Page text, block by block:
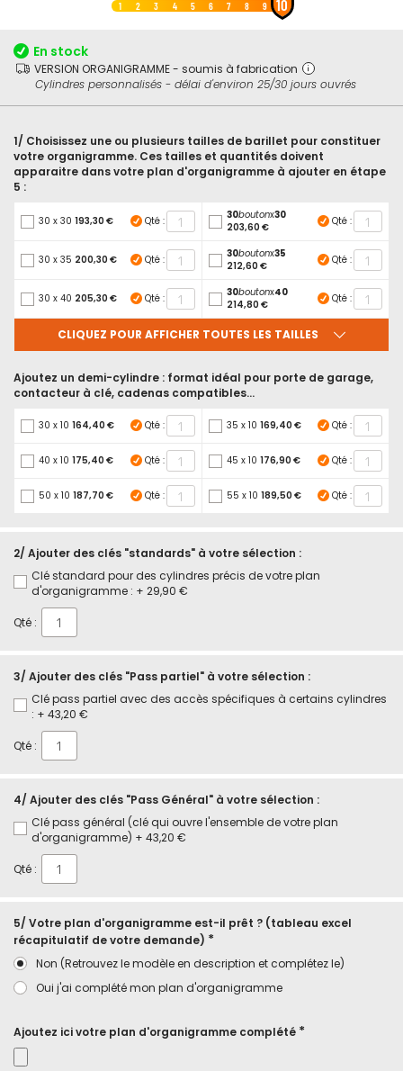
de
la
Galerie
1 2 3 4 5 6 7 8 9 10
En stock
VERSION ORGANIGRAMME - soumis à fabrication
Cylindres personnalisés - délai d'environ 25/30 jours ouvrés
1/ Choisissez une ou plusieurs tailles de barillet pour constituer
votre organigramme. Ces tailles et quantités doivent
apparaitre dans votre plan d'organigramme à ajouter en étape
5 :
30 x 30 193,30 € Qté : 30boutonx30
203,60 €
Qté :
30 x 35 200,30 € Qté : 30boutonx35
212,60 €
Qté :
30 x 40 205,30 € Qté : 30boutonx40
214,80 €
Qté :
CLIQUEZ POUR AFFICHER TOUTES LES TAILLES
Ajoutez un demi-cylindre : format idéal pour porte de garage,
contacteur à clé, cadenas compatibles...
30 x 10 164,40 € Qté : 35 x 10 169,40 € Qté :
40 x 10 175,40 € Qté : 45 x 10 176,90 € Qté :
50 x 10 187,70 € Qté : 55 x 10 189,50 € Qté :
2/ Ajouter des clés "standards" à votre sélection :
Clé standard pour des cylindres précis de votre plan
d'organigramme : + 29,90 €
Qté :
3/ Ajouter des clés "Pass partiel" à votre sélection :
Clé pass partiel avec des accès spécifiques à certains cylindres
: + 43,20 €
Qté :
4/ Ajouter des clés "Pass Général" à votre sélection :
Clé pass général (clé qui ouvre l'ensemble de votre plan
d'organigramme) + 43,20 €
Qté :
5/ Votre plan d'organigramme est-il prêt ? (tableau excel
récapitulatif de votre demande)
Non (Retrouvez le modèle en description et complétez le)
Oui j'ai complété mon plan d'organigramme
Ajoutez ici votre plan d'organigramme complété